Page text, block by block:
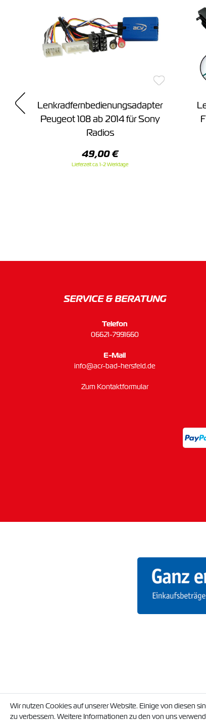
Lenkradfernbedienungsadapter
Peugeot 108 ab 2014 für Sony
Radios
49,00 €
Lieferzeit ca. 1-2 Werktage
SERVICE & BERATUNG
Telefon
06621-7991660
E-Mail
info@acr-bad-hersfeld.de
Zum Kontaktformular
Wir nutzen Cookies auf unserer Website. Einige von diesen
zu verbessern. Weitere Informationen zu den von uns